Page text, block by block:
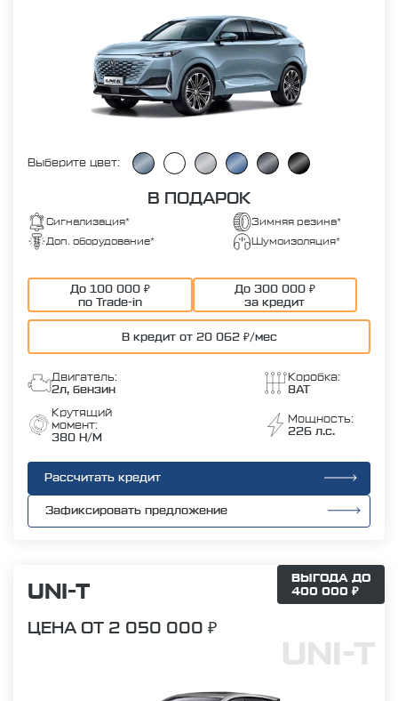
Выберите цвет:
В ПОДАРОК
Сигнализация*
Зимняя резина*
Доп. оборудование*
Шумоизоляция*
До 100 000 ₽
по Trade-in
До 300 000 ₽
за кредит
В кредит от 20 062 ₽/мес
Двигатель:
2л, бензин
Коробка:
8AT
Крутящий
момент:
380 Н/М
Мощность:
226 л.с.
Рассчитать кредит
Зафиксировать предложение
UNI-T
ЦЕНА ОТ 2 050 000 ₽
UNI-T
ВЫГОДА ДО
400 000 ₽